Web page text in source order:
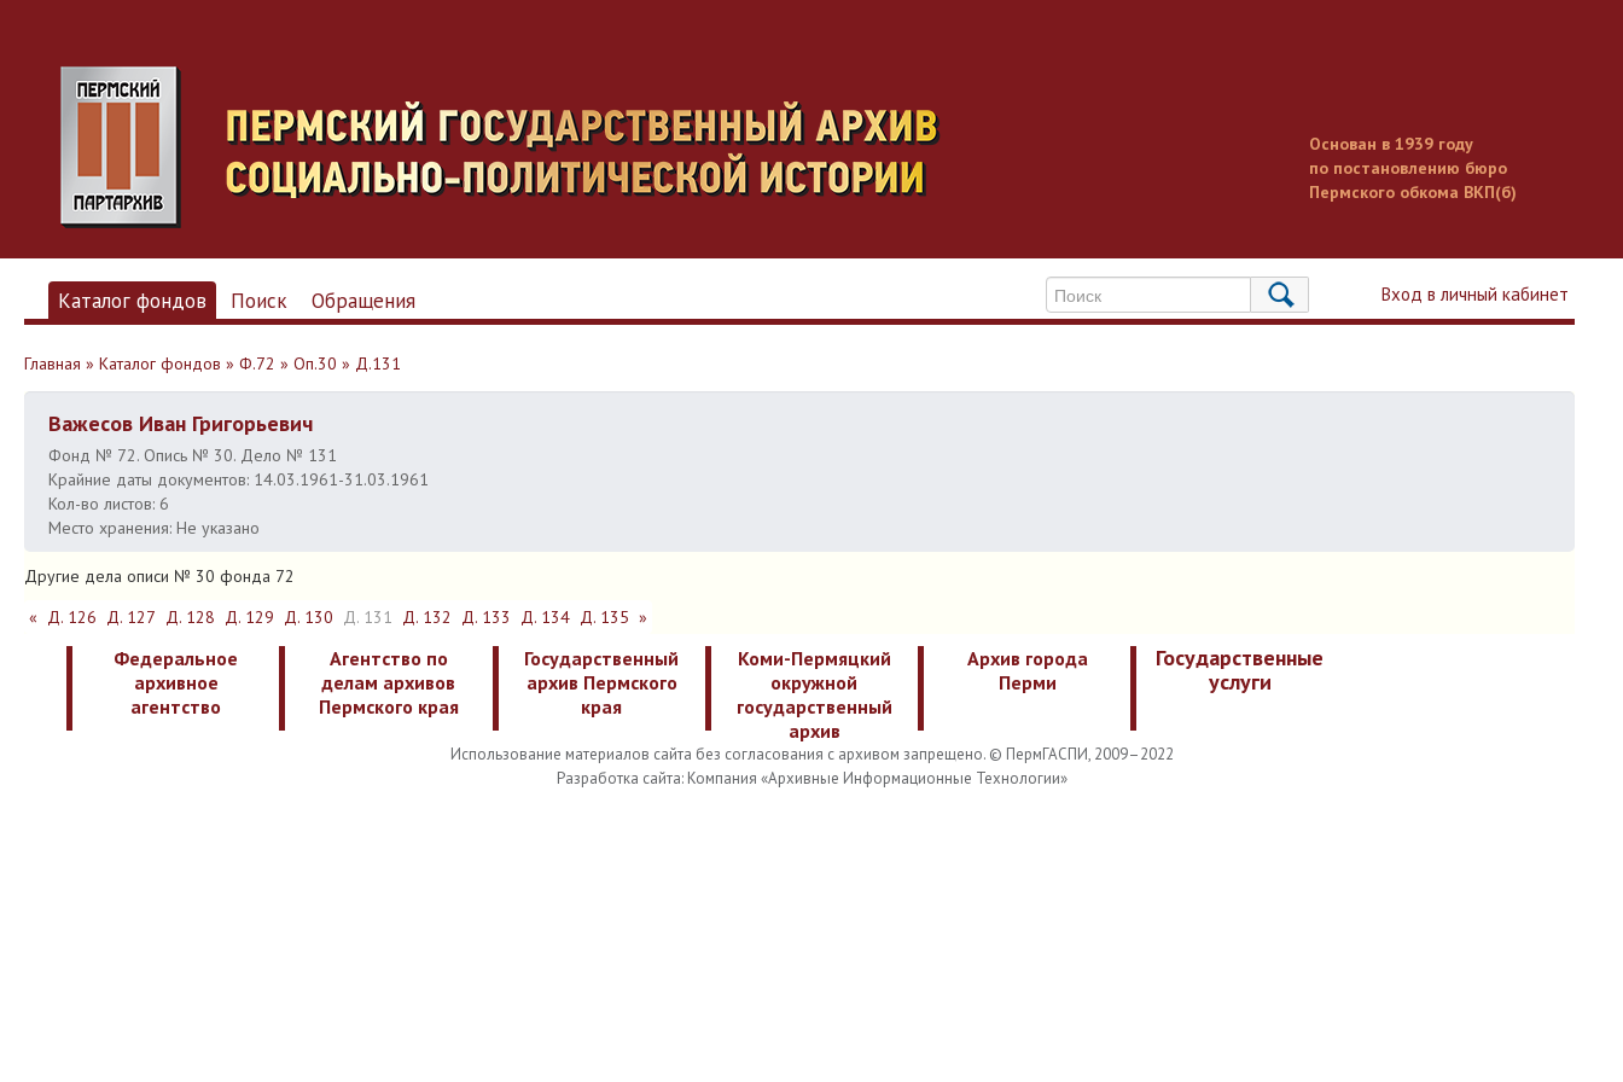
Основан в 1939 году
по постановлению бюро
Пермского обкома ВКП(б)
Вход в личный кабинет
Каталог фондов Поиск Обращения
Главная » Каталог фондов » Ф.72 » Оп.30 » Д.131
Важесов Иван Григорьевич
Фонд № 72. Опись № 30. Дело № 131
Крайние даты документов: 14.03.1961-31.03.1961
Кол-во листов: 6
Место хранения: Не указано
Другие дела описи № 30 фонда 72
« Д. 126 Д. 127 Д. 128 Д. 129 Д. 130 Д. 131 Д. 132 Д. 133 Д. 134 Д. 135 »
Федеральное
архивное
агентство
Агентство по
делам архивов
Пермского края
Государственный
архив Пермского
края
Коми-Пермяцкий
окружной
государственный
архив
Архив города
Перми
Государственные
услуги
Использование материалов сайта без согласования с архивом запрещено. © ПермГАСПИ, 2009–2022
Разработка сайта: Компания «Архивные Информационные Технологии»